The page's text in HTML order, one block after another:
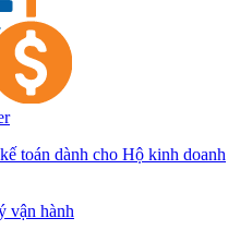
toán dành cho Hộ kinh doanh
vận hành